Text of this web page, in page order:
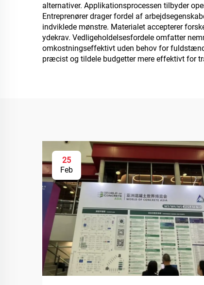
alternativer. Applikationsprocessen tilbyder
Entreprenører drager fordel af
indviklede mønstre. Materialet accepterer
ydekrav. Vedligeholdelsesfordele omfatter
omkostningseffektivt uden behov for
præcist og tildele budgetter mere effektivt for
25
Feb